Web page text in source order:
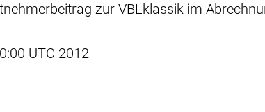
zur VBLklassik im
UTC 2012